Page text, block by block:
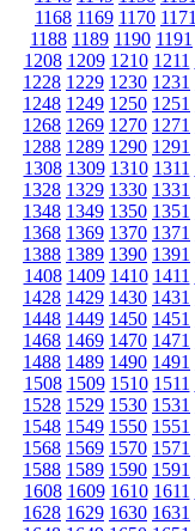
1168 1169 1170 1171
1188 1189 1190 1191
1208 1209 1210 1211
1228 1229 1230 1231
1248 1249 1250 1251
1268 1269 1270 1271
1288 1289 1290 1291
1308 1309 1310 1311
1328 1329 1330 1331
1348 1349 1350 1351
1368 1369 1370 1371
1388 1389 1390 1391
1408 1409 1410 1411
1428 1429 1430 1431
1448 1449 1450 1451
1468 1469 1470 1471
1488 1489 1490 1491
1508 1509 1510 1511
1528 1529 1530 1531
1548 1549 1550 1551
1568 1569 1570 1571
1588 1589 1590 1591
1608 1609 1610 1611
1628 1629 1630 1631